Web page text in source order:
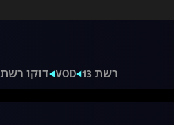
רשת 13 VOD דוקו רשת